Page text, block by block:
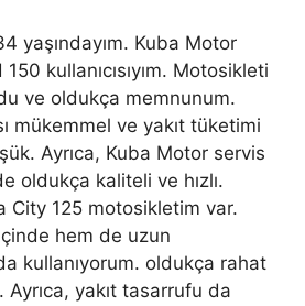
yaşındayım. Kuba Motor
kullanıcısıyım. Motosikleti
ve oldukça memnunum.
mükemmel ve yakıt tüketimi
Ayrıca, Kuba Motor servis
oldukça kaliteli ve hızlı.
City 125 motosikletim var.
hem de uzun
kullanıyorum. oldukça rahat
yakıt tasarrufu da